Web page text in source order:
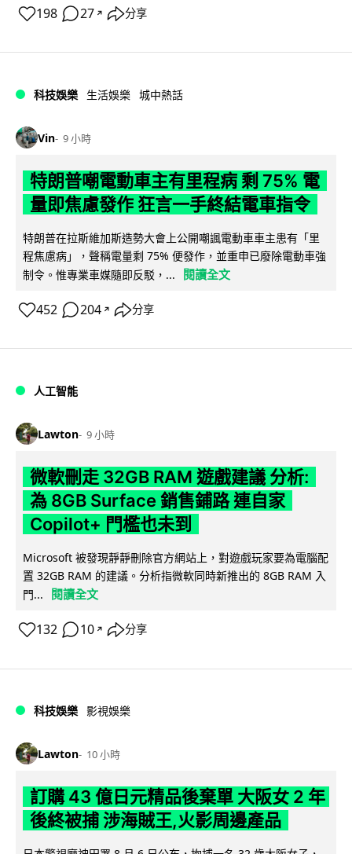
198 27 ↗ 分享
科技娛樂 生活娛樂 城中熱話
Vin 9 小時
特朗普嘲電動車主有里程病 剩 75% 電
量即焦慮發作 狂言一手終結電車指令
特朗普在拉斯維加斯造勢大會上公開嘲諷電動車車主患有「里
程焦慮病」，聲稱電量剩 75% 便發作，並重申已廢除電動車強
制令。惟專業車媒隨即反駁，...
閱讀全文
452 204 ↗ 分享
人工智能
Lawton 9 小時
微軟刪走 32GB RAM 遊戲建議 分析:
為 8GB Surface 銷售鋪路 連自家
Copilot+ 門檻也未到
Microsoft 被發現靜靜刪除官方網站上，對遊戲玩家要為電腦配
置 32GB RAM 的建議。分析指微軟同時新推出的 8GB RAM 入
門...
閱讀全文
132 10 ↗ 分享
科技娛樂 影視娛樂
Lawton 10 小時
訂購 43 億日元精品後棄單 大阪女 2 年
後終被捕 涉海賊王,火影周邊產品